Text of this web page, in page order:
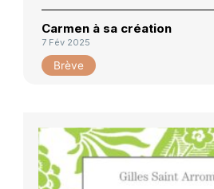
Carmen à sa création
7 Fév 2025
Brève